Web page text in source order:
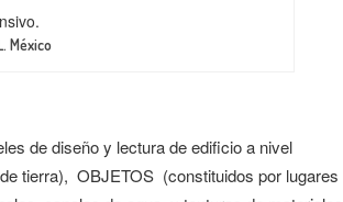
México
de diseño y lectura de edificio a nivel
tierra), OBJETOS (constituidos por lugares